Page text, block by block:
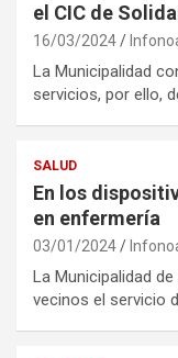
el CIC de
16/03/2024
La Municipalidad
servicios, por ello,
SALUD
En los
en enfermería
03/01/2024
La Municipalidad
vecinos el servicio